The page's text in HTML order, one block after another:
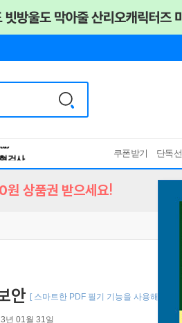
검사
쿠폰받기 단독
상품권 받으세요!
안 [ 스마트한 PDF 필기 기능을 사용해 보세요
년 01월 31일